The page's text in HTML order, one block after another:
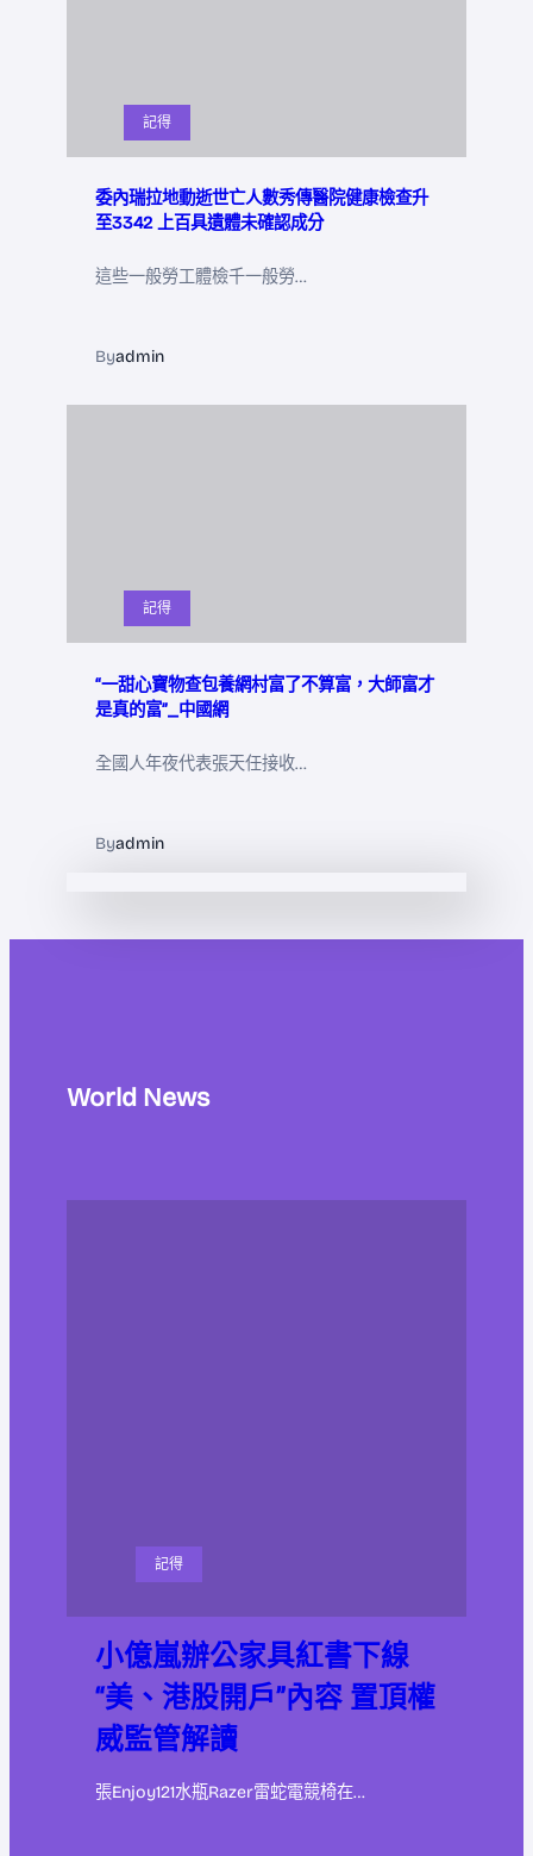
記得
委內瑞拉地動逝世亡人數秀傳醫院健康檢查升
至3342 上百具遺體未確認成分
這些一般勞工體檢千一般勞…
Byadmin
記得
“一甜心寶物查包養網村富了不算富，大師富才
是真的富”_中國網
全國人年夜代表張天任接收…
Byadmin
World News
記得
小億嵐辦公家具紅書下線
“美、港股開戶”內容 置頂權
威監管解讀
張Enjoy121水瓶Razer雷蛇電競椅在…